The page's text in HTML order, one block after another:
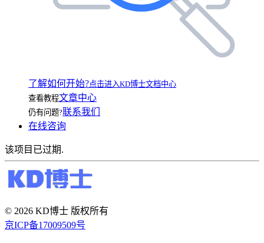
了解如何开始?点击进入KD博士文档中心
查看教程文章中心
仍有问题?联系我们
在线咨询
该项目已过期.
© 2026 KD博士 版权所有
京ICP备17009509号